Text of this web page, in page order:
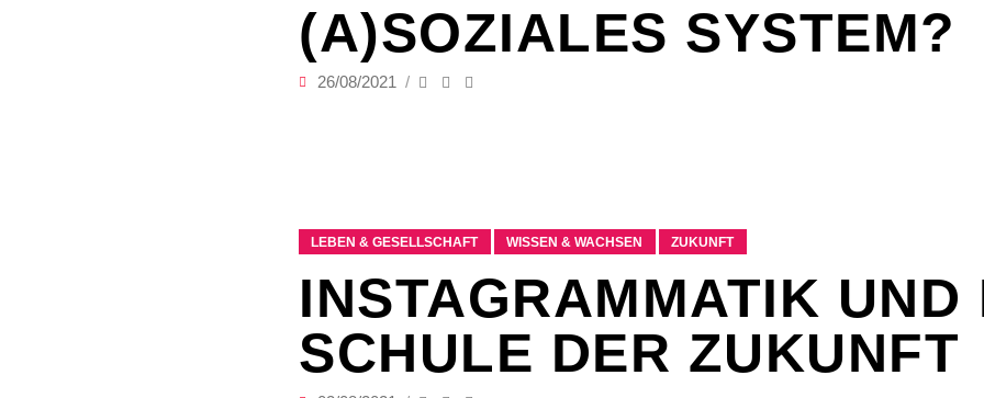
(A)SOZIALES SYSTEM?
26/08/2021
LEBEN & GESELLSCHAFT WISSEN & WACHSEN ZUKUNFT
INSTAGRAMMATIK UND
SCHULE DER ZUKUNFT